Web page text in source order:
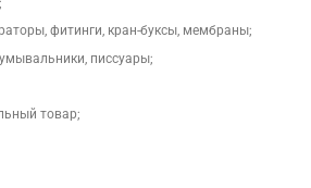
фитинги, кран-буксы, мембраны;
писсуары;
товар;